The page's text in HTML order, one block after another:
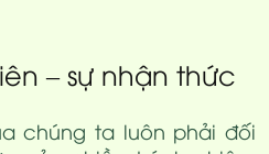
– sự nhận thức
chúng ta luôn phải đối